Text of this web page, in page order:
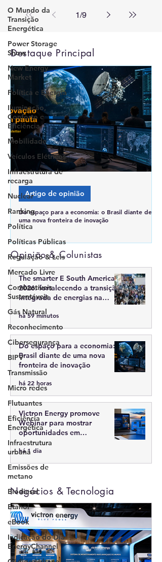
O Mundo da
Transição
Energética
Power Storage
Show
New Energy
Market
Política e Energia
Iluminação,
Conforto e
Eficiência
Mobilidade
Veículos Elétricos
Infraestrutura de
recarga
Nuclear
Ranking
Política
Políticas Públicas
Regulação & Leis
Mercado Livre
Combustíveis
Sustentáveis
Gás Natural
Reconhecimento
Cibersegurança
BIPV
Transmissão
Micro redes
Flutuantes
Eficiência
Energética
Infraestrutura
urbana
Emissões de
metano
Biodiesel
Etanol
eBook
Indicação do Dia
EnergyChannel
1/9
Destaque Principal
Do espaço para a economia: o Brasil diante de
uma nova fronteira de inovação
Artigo de opinião
Opinião & Colunistas
The smarter E South America
2026: fortalecendo a transição
integrada de energias na
América Latina
há 59 minutos
Do espaço para a economia: o
Brasil diante de uma nova
fronteira de inovação
há 22 horas
Victron Energy promove
Webinar para mostrar
oportunidades em
armazenamento de energia
antes da Intersolar South
America
há 1 dia
Negócios & Tecnologia